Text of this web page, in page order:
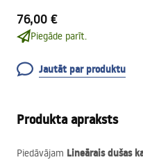
76,00 €
Piegāde parīt.
Jautāt par produktu
Produkta apraksts
Piedāvājam Lineārais dušas